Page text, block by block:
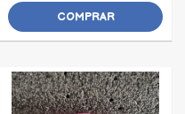
COMPRAR